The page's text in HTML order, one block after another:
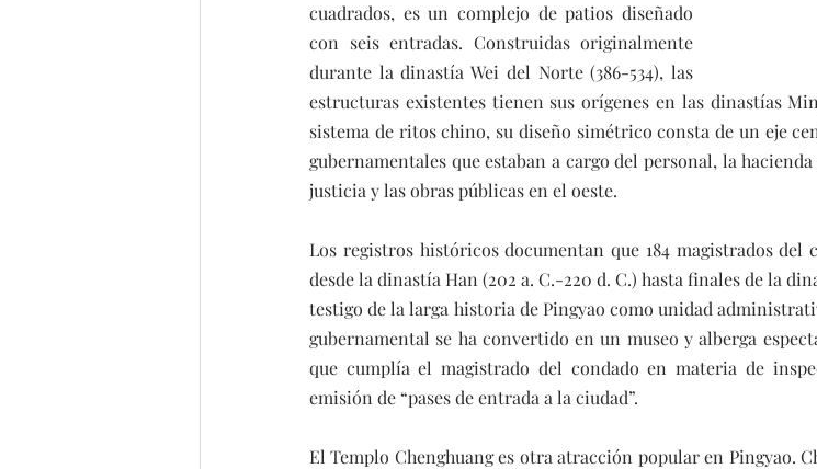
cuadrados, es un complejo de patios diseñado
con seis entradas. Construidas originalmente
durante la dinastía Wei del Norte (386-534), las
estructuras existentes tienen sus orígenes en las dinastías
sistema de ritos chino, su diseño simétrico consta de un eje
gubernamentales que estaban a cargo del personal, la
justicia y las obras públicas en el oeste.
Los registros históricos documentan que 184 magistrados del
desde la dinastía Han (202 a. C.-220 d. C.) hasta finales de la
testigo de la larga historia de Pingyao como unidad
gubernamental se ha convertido en un museo y alberga
que cumplía el magistrado del condado en materia de
emisión de “pases de entrada a la ciudad”.
El Templo Chenghuang es otra atracción popular en Pingyao.